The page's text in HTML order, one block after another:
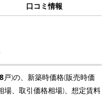
口コミ情報
8戸)の、新築時価格(販売時価
場、取引価格相場)、想定賃料